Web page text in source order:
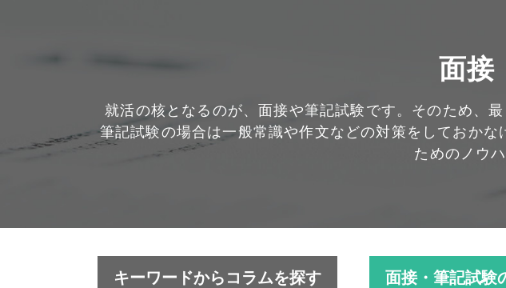
面接
就活の核となるのが、面接や筆記試験です。そのため、
筆記試験の場合は一般常識や作文などの対策をしておか
ためのノウ
キーワードからコラムを探す 面接・筆記試験